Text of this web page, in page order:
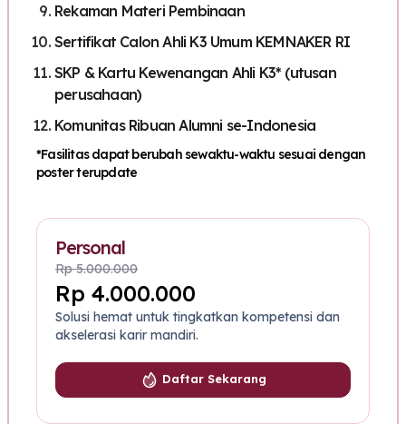
Rekaman Materi Pembinaan
Sertifikat Calon Ahli K3 Umum KEMNAKER RI
SKP & Kartu Kewenangan Ahli K3* (utusan
perusahaan)
Komunitas Ribuan Alumni se-Indonesia
*Fasilitas dapat berubah sewaktu-waktu sesuai dengan
poster terupdate
Personal
Rp 5.000.000
Rp 4.000.000
Solusi hemat untuk tingkatkan kompetensi dan
akselerasi karir mandiri.
Daftar Sekarang